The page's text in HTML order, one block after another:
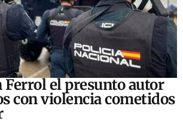
Ferrol el presunto autor
con violencia cometidos